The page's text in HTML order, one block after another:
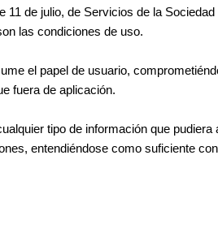
11 de julio, de Servicios de la
las condiciones de uso.
el papel de usuario,
fuera de aplicación.
tipo de información que
entendiéndose como suficiente